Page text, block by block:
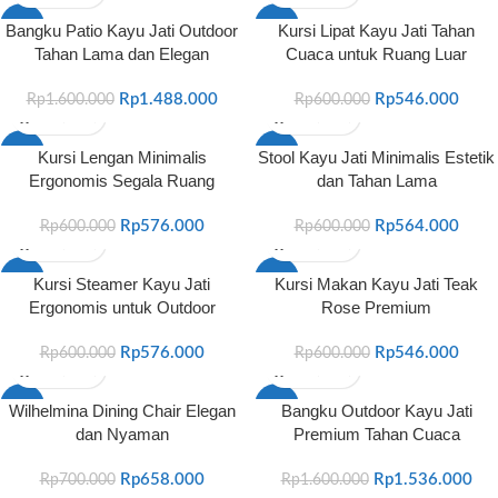
-7%
Bangku Patio Kayu Jati Outdoor
Tahan Lama dan Elegan
Rp1.600.000 Rp1.488.000
-9%Kursi Lipat Kayu Jati Tahan
Cuaca untuk Ruang Luar
Rp600.000 Rp546.000
Kursi Lengan Minimalis
Ergonomis Segala Ruang
Rp600.000 Rp576.000
-6%
Stool Kayu Jati Minimalis Estetik
dan Tahan Lama
Rp600.000 Rp564.000
Kursi Steamer Kayu Jati
Ergonomis untuk Outdoor
Rp600.000 Rp576.000
-9%
Kursi Makan Kayu Jati Teak
Rose Premium
Rp600.000 Rp546.000
-6%
Wilhelmina Dining Chair Elegan
dan Nyaman
Rp700.000 Rp658.000
-4%Bangku Outdoor Kayu Jati
Premium Tahan Cuaca
Rp1.600.000 Rp1.536.000